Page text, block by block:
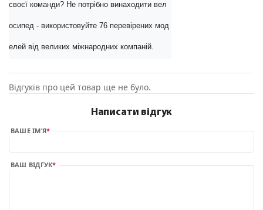
своєї команди? Не потрібно винаходити вел
осипед - використовуйте 76 перевірених мод
елей від великих міжнародних компаній.
Відгуків про цей товар ще не було.
Написати відгук
ВАШЕ ІМ’Я
ВАШ ВІДГУК